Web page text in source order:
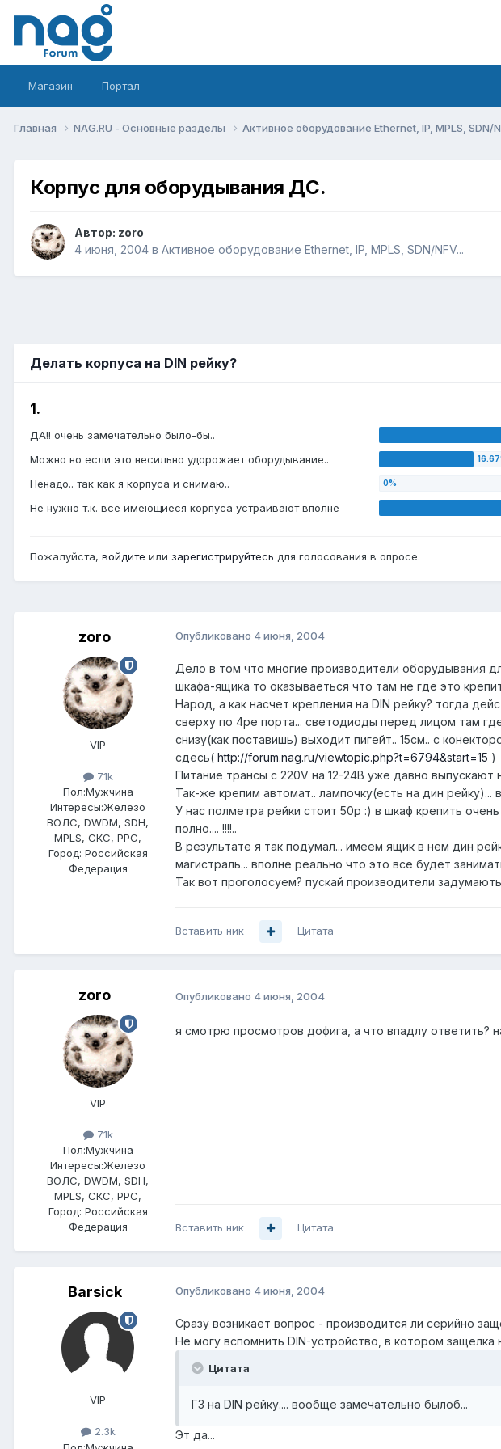
Магазин Портал
Главная NAG.RU - Основные разделы Активное оборудование Ethernet, IP, MPLS, SDN/
Корпус для оборудывания ДС.
Автор: zoro
4 июня, 2004 в Активное оборудование Ethernet, IP, MPLS, SDN/NFV...
Делать корпуса на DIN рейку?
1.
ДА!! очень замечательно было-бы..
Можно но если это несильно удорожает оборудывание..
Ненадо.. так как я корпуса и снимаю..
Не нужно т.к. все имеющиеся корпуса устраивают вполне
Пожалуйста, войдите или зарегистрируйтесь для голосования в опросе.
zoro
VIP
7.1k
Пол:Мужчина
Интересы:Железо
ВОЛС, DWDM, SDH,
MPLS, СКС, РРС,
Город: Российская
Федерация
Опубликовано 4 июня, 2004
Дело в том что многие производители оборудывания
шкафа-ящика то оказываеться что там не где это
Народ, а как насчет крепления на DIN рейку? тогда
сверху по 4ре порта... светодиоды перед лицом там
снизу(как поставишь) выходит пигейт.. 15см.. с
сдесь( http://forum.nag.ru/viewtopic.php?t=6794&start=15 )
Питание трансы с 220V на 12-24В уже давно выпускают
Так-же крепим автомат.. лампочку(есть на дин рейку)...
У нас полметра рейки стоит 50р :) в шкаф крепить
полно.... !!!!..
В результате я так подумал... имеем ящик в нем дин
магистраль... вполне реально что это все будет
Так вот проголосуем? пускай производители
Вставить ник Цитата
zoro
VIP
7.1k
Пол:Мужчина
Интересы:Железо
ВОЛС, DWDM, SDH,
MPLS, СКС, РРС,
Город: Российская
Федерация
Опубликовано 4 июня, 2004
я смотрю просмотров дофига, а что впадлу ответить?
Вставить ник Цитата
Barsick
VIP
2.3k
Опубликовано 4 июня, 2004
Сразу возникает вопрос - производится ли серийно
Не могу вспомнить DIN-устройство, в котором
Цитата
ГЗ на DIN рейку.... вообще замечательно былоб...
Эт да...